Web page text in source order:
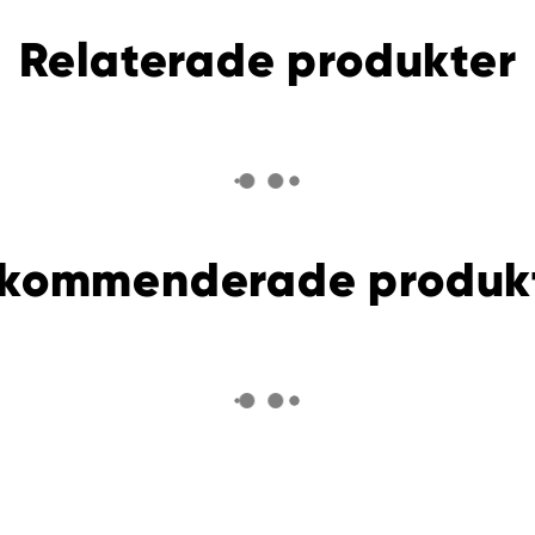
Relaterade produkter